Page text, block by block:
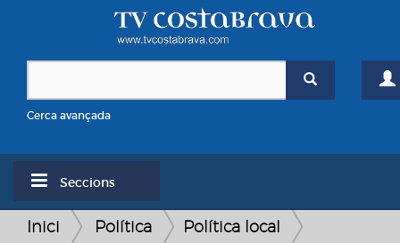
Cerca avançada
Seccions
Inici Política Política local